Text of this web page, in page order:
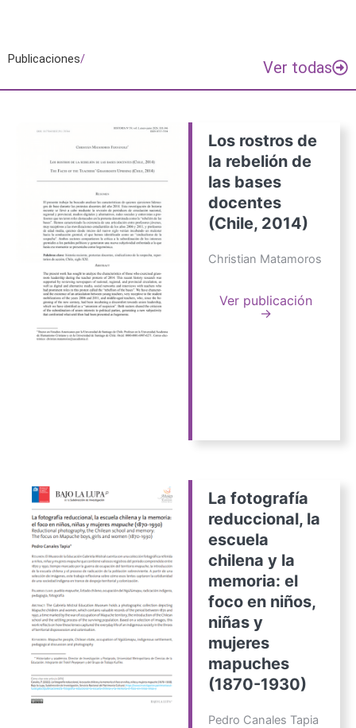
Publicaciones/ Ver todas
Los rostros de
la rebelión de
las bases
docentes
(Chile, 2014)
Christian Matamoros
Ver publicación
→
La fotografía
reduccional, la
escuela
chilena y la
memoria: el
foco en niños,
niñas y
mujeres
mapuches
(1870-1930)
Pedro Canales Tapia